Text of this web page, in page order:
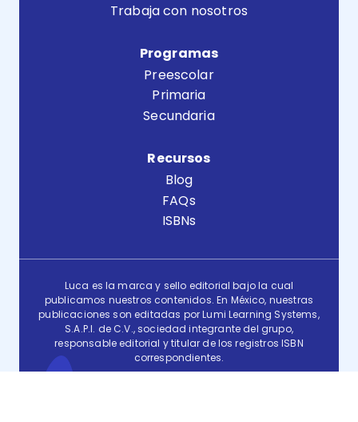
Trabaja con nosotros
Programas
Preescolar
Primaria
Secundaria
Recursos
Blog
FAQs
ISBNs
Luca es la marca y sello editorial bajo la cual
publicamos nuestros contenidos. En México, nuestras
publicaciones son editadas por Lumi Learning Systems,
S.A.P.I. de C.V., sociedad integrante del grupo,
responsable editorial y titular de los registros ISBN
correspondientes.